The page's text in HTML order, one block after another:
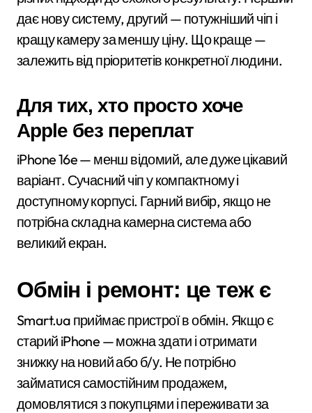
дає нову систему, другий — потужніший чіп і
кращу камеру за меншу ціну. Що краще —
залежить від пріоритетів конкретної людини.
Для тих, хто просто хоче
Apple без переплат
iPhone 16e — менш відомий, але дуже цікавий
варіант. Сучасний чіп у компактному і
доступному корпусі. Гарний вибір, якщо не
потрібна складна камерна система або
великий екран.
Обмін і ремонт: це теж є
Smart.ua приймає пристрої в обмін. Якщо є
старий iPhone — можна здати і отримати
знижку на новий або б/у. Не потрібно
займатися самостійним продажем,
домовлятися з покупцями і переживати за